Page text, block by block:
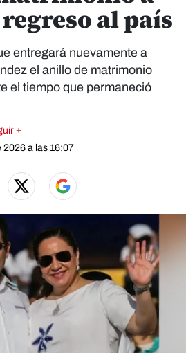
regreso al país
entregará nuevamente a
el anillo de matrimonio
el tiempo que permaneció
+
2026 a las 16:07